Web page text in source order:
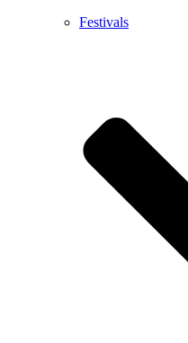
Festivals